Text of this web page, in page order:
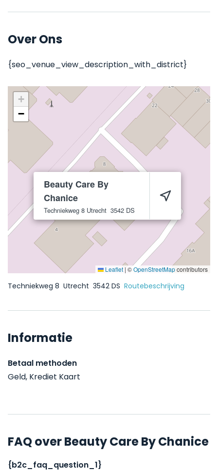
Over Ons
{seo_venue_view_description_with_district}
Beauty Care By
Chanice
Techniekweg 8 Utrecht 3542 DS
+
−
Leaflet | ©OpenStreetMapcontributors
Techniekweg 8 Utrecht 3542 DS Routebeschrijving
Informatie
Betaal methoden
Geld, Krediet Kaart
FAQ over Beauty Care By Chanice
{b2c_faq_question_1}